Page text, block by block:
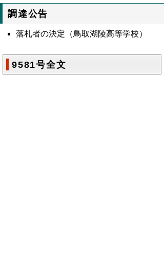
調達公告
落札者の決定（鳥取湖陵高等学校）
9581号全文